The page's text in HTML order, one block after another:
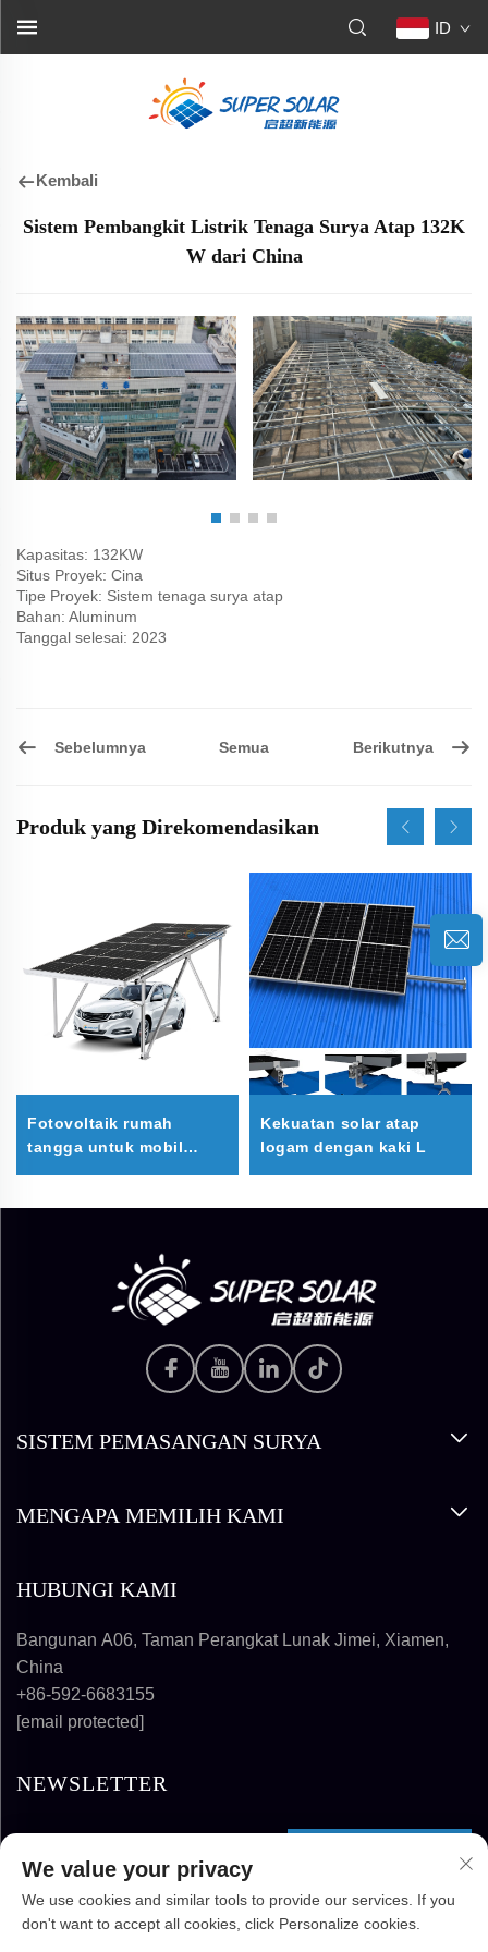
ID
Kembali
Sistem Pembangkit Listrik Tenaga Surya Atap 132K
W dari China
Kapasitas: 132KW
Situs Proyek: Cina
Tipe Proyek: Sistem tenaga surya atap
Bahan: Aluminum
Tanggal selesai: 2023
Sebelumnya Semua Berikutnya
Produk yang Direkomendasikan
Fotovoltaik rumah
tangga untuk mobil
Kekuatan solar atap
logam dengan kaki L
SISTEM PEMASANGAN SURYA
MENGAPA MEMILIH KAMI
HUBUNGI KAMI
Bangunan A06, Taman Perangkat Lunak Jimei, Xiamen,
China
+86-592-6683155
[email protected]
NEWSLETTER
HAK CIPTA © 2025-2026 FUJIAN SUPER
We value your privacy
We use cookies and similar tools to provide our services. If you
don't want to accept all cookies, click Personalize cookies.